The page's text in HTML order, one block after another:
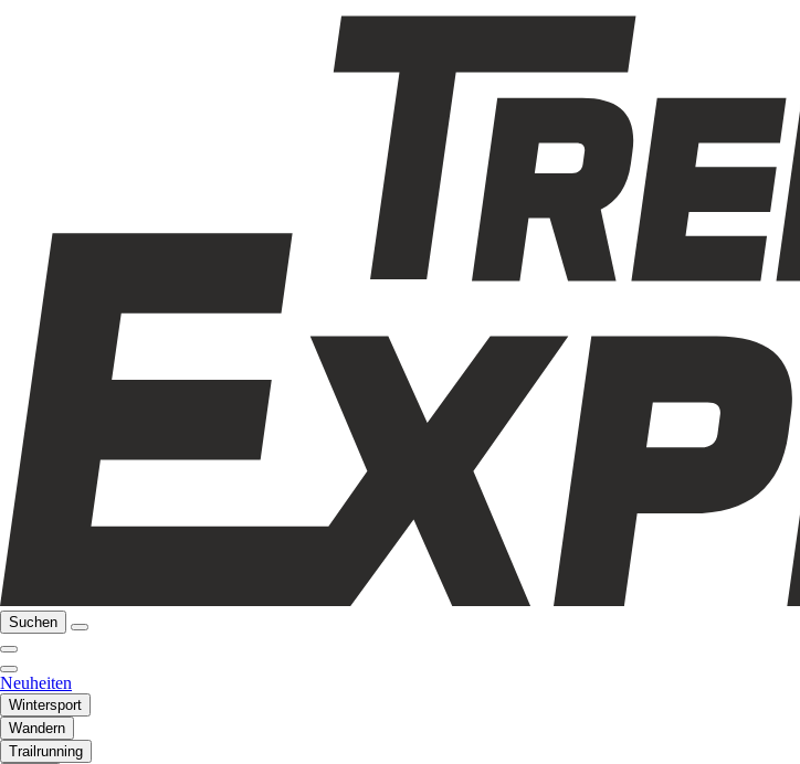
Suchen
Neuheiten
Wintersport
Wandern
Trailrunning